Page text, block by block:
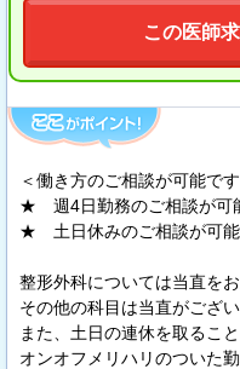
この医師
＜働き方のご相談が可能で
★ 週4日勤務のご相談が可
★ 土日休みのご相談が可能
整形外科については当直を
その他の科目は当直がござい
また、土日の連休を取るこ
オンオフメリハリのついた勤